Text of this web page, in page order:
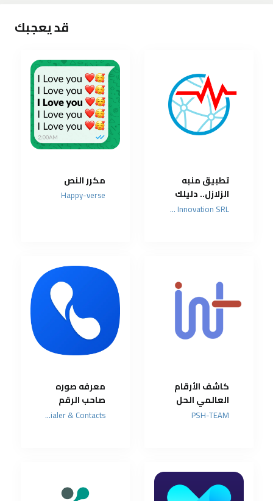
قد يعجبك
تطبيق منبه
الزلازل.. دليلك
الشامل
Futura Innovation SRL
مكرر النص
Happy-verse
كاشف الأرقام
العالمي الحل
الذكي ضد
PSH-TEAM
معرفه صوره
صاحب الرقم
وجميع
Eyecon Phone Dialer & Contacts